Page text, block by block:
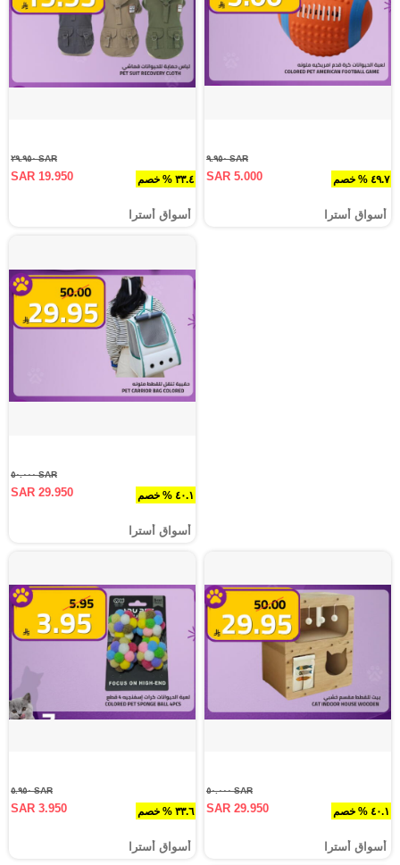
٤٩.٧ % خصم
SAR ٩.٩٥٠
SAR 5.000
أسواق أسترا
٣٣.٤ % خصم
SAR ٢٩.٩٥٠
SAR 19.950
أسواق أسترا
٤٠.١ % خصم
SAR ٥٠.٠٠٠
SAR 29.950
أسواق أسترا
٤٠.١ % خصم
SAR ٥٠.٠٠٠
SAR 29.950
أسواق أسترا
٣٣.٦ % خصم
SAR ٥.٩٥٠
SAR 3.950
أسواق أسترا